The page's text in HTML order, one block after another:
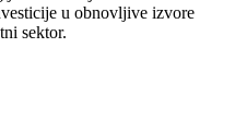
u obnovljive izvore
sektor.